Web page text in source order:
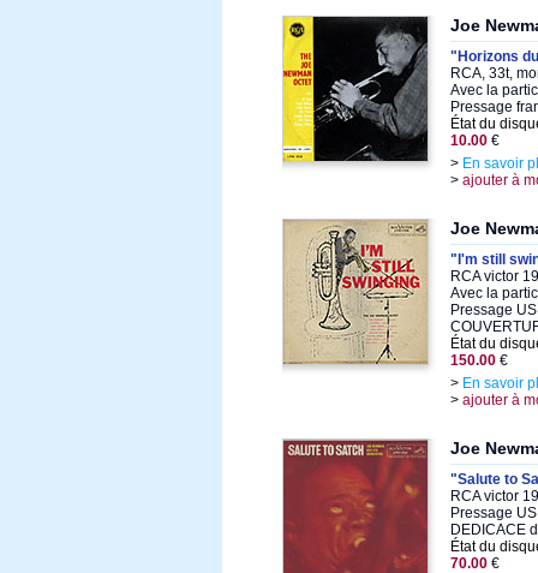
Joe
"Horizons
RCA, 33t,
Avec la
Pressage
État du
10.00 €
> En savoir
> ajouter à
Joe
"I'm still
RCA victor
Avec la
Pressage
État du
150.00 €
> En savoir
> ajouter à
Joe
"Salute to
RCA victor
Pressage
DEDICACE
État du
70.00 €